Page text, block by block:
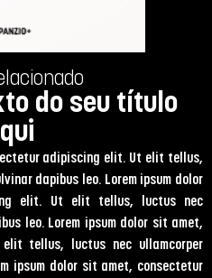
do seu título
adipiscing elit. Ut elit tellus,
dapibus leo. Lorem ipsum dolor
elit. Ut elit tellus, luctus nec
leo. Lorem ipsum dolor sit amet,
tellus, luctus nec ullamcorper
ipsum dolor sit amet, consectetur